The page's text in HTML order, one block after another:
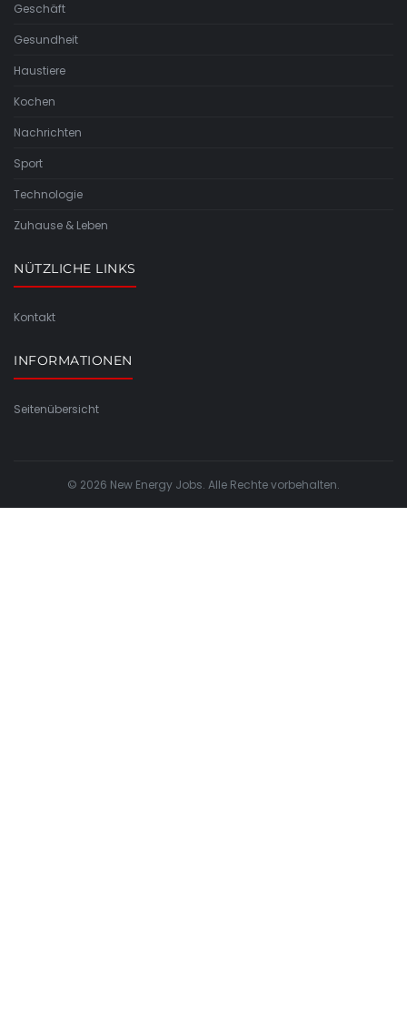
Geschäft
Gesundheit
Haustiere
Kochen
Nachrichten
Sport
Technologie
Zuhause & Leben
NÜTZLICHE LINKS
Kontakt
INFORMATIONEN
Seitenübersicht
© 2026 New Energy Jobs. Alle Rechte vorbehalten.